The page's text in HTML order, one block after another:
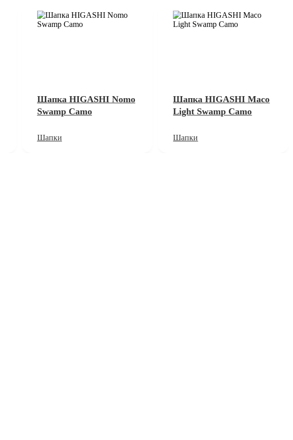
Шапка HIGASHI Nomo
Swamp Camo
Шапки
Шапка HIGASHI Maco
Light Swamp Camo
Шапки